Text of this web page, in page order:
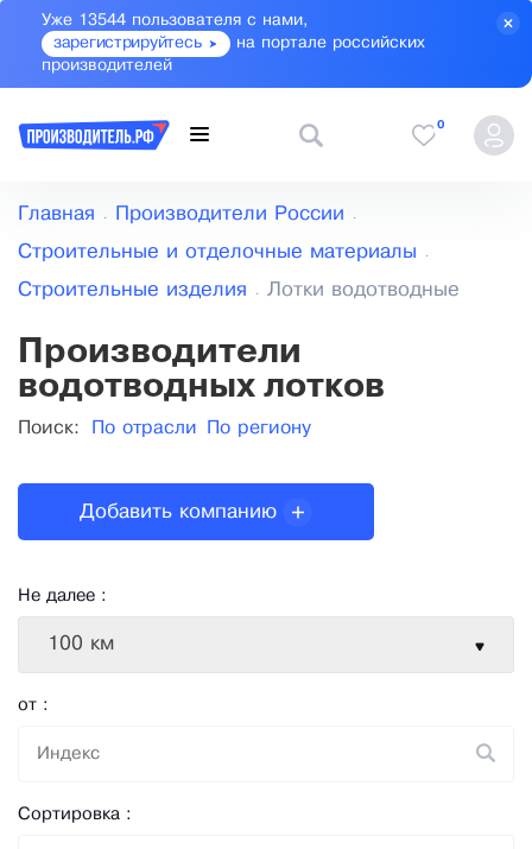
Уже 13544 пользователя с нами,
зарегистрируйтесь
на портале российских
производителей
0
Главная Производители России
Строительные и отделочные материалы
Строительные изделия Лотки водотводные
Производители
водотводных лотков
Поиск: По отрасли По региону
Не далее :
100 км
от :
Сортировка :
Добавить компанию